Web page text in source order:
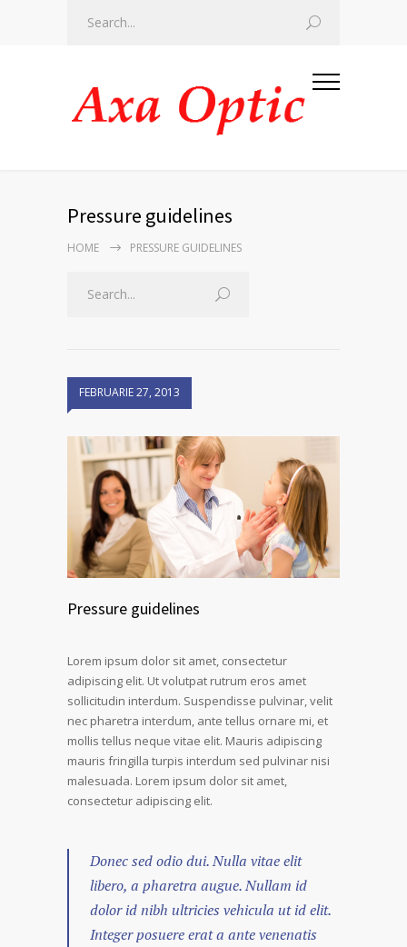
Pressure guidelines
HOME PRESSURE GUIDELINES
FEBRUARIE 27, 2013
Pressure guidelines
Lorem ipsum dolor sit amet, consectetur
adipiscing elit. Ut volutpat rutrum eros amet
sollicitudin interdum. Suspendisse pulvinar, velit
nec pharetra interdum, ante tellus ornare mi, et
mollis tellus neque vitae elit. Mauris adipiscing
mauris fringilla turpis interdum sed pulvinar nisi
malesuada. Lorem ipsum dolor sit amet,
consectetur adipiscing elit.
Donec sed odio dui. Nulla vitae elit
libero, a pharetra augue. Nullam id
dolor id nibh ultricies vehicula ut id elit.
Integer posuere erat a ante venenatis